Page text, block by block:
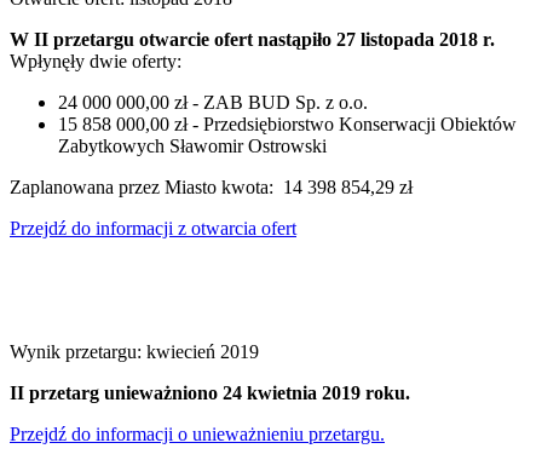
W II przetargu otwarcie ofert nastąpiło 27 listopada 2018 r.
Wpłynęły dwie oferty:
24 000 000,00 zł - ZAB BUD Sp. z o.o.
15 858 000,00 zł - Przedsiębiorstwo Konserwacji Obiektów
Zabytkowych Sławomir Ostrowski
Zaplanowana przez Miasto kwota: 14 398 854,29 zł
Przejdź do informacji z otwarcia ofert
Wynik przetargu: kwiecień 2019
II przetarg unieważniono 24 kwietnia 2019 roku.
Przejdź do informacji o unieważnieniu przetargu.